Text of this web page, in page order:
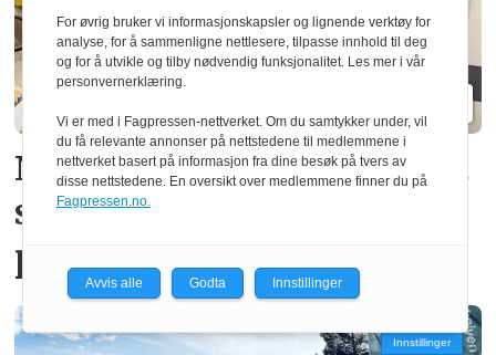
Ny norsk patent fjerner gift­
stoffer i vindus­
produksjon
Innstillinger
For øvrig bruker vi informasjonskapsler og lignende verktøy for
analyse, for å sammenligne nettlesere, tilpasse innhold til deg
og for å utvikle og tilby nødvendig funksjonalitet. Les mer i vår
personvernerklæring.
Vi er med i Fagpressen-nettverket. Om du samtykker under, vil
du få relevante annonser på nettstedene til medlemmene i
nettverket basert på informasjon fra dine besøk på tvers av
disse nettstedene. En oversikt over medlemmene finner du på
Fagpressen.no.
Avvis alle Godta Innstillinger